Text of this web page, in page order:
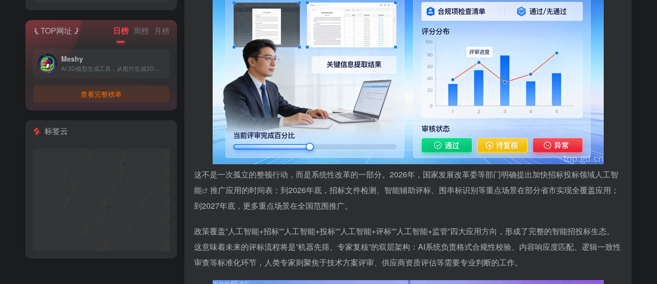
这不是一次孤立的整顿行动，而是系统性改革的一部分。2026年，国家发展改革委等部门明确提出加快招标投标领域人工智
能
推广应用的时间表：到2026年底，招标文件检测、智能辅助评标、围串标识别等重点场景在部分省市实现全覆盖应用；
到2027年底，更多重点场景在全国范围推广。
政策覆盖”人工智能+招标””人工智能+投标””人工智能+评标””人工智能+监管”四大应用方向，形成了完整的智能招投标生态。
这意味着未来的评标流程将是”机器先筛、专家复核”的双层架构：AI系统负责格式合规性校验、内容响应度匹配、逻辑一致性
审查等标准化环节，人类专家则聚焦于技术方案评审、供应商资质评估等需要专业判断的工作。
TOP网址 日榜 周榜 月榜
Meshy
查看完整榜单
标签云